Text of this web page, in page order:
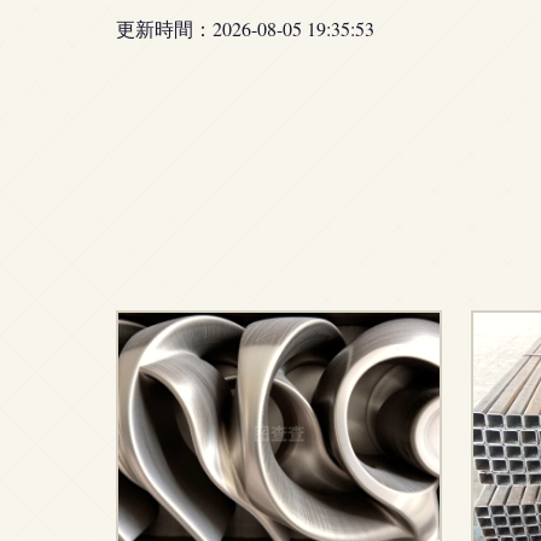
更新時間：2026-08-05 19:35:53